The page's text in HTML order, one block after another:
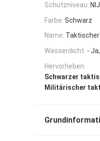
Schutzniveau:
Farbe: Schwarz
Name:
Wasserdicht: -
Hervorheben:
Schwarzer
Militärischer